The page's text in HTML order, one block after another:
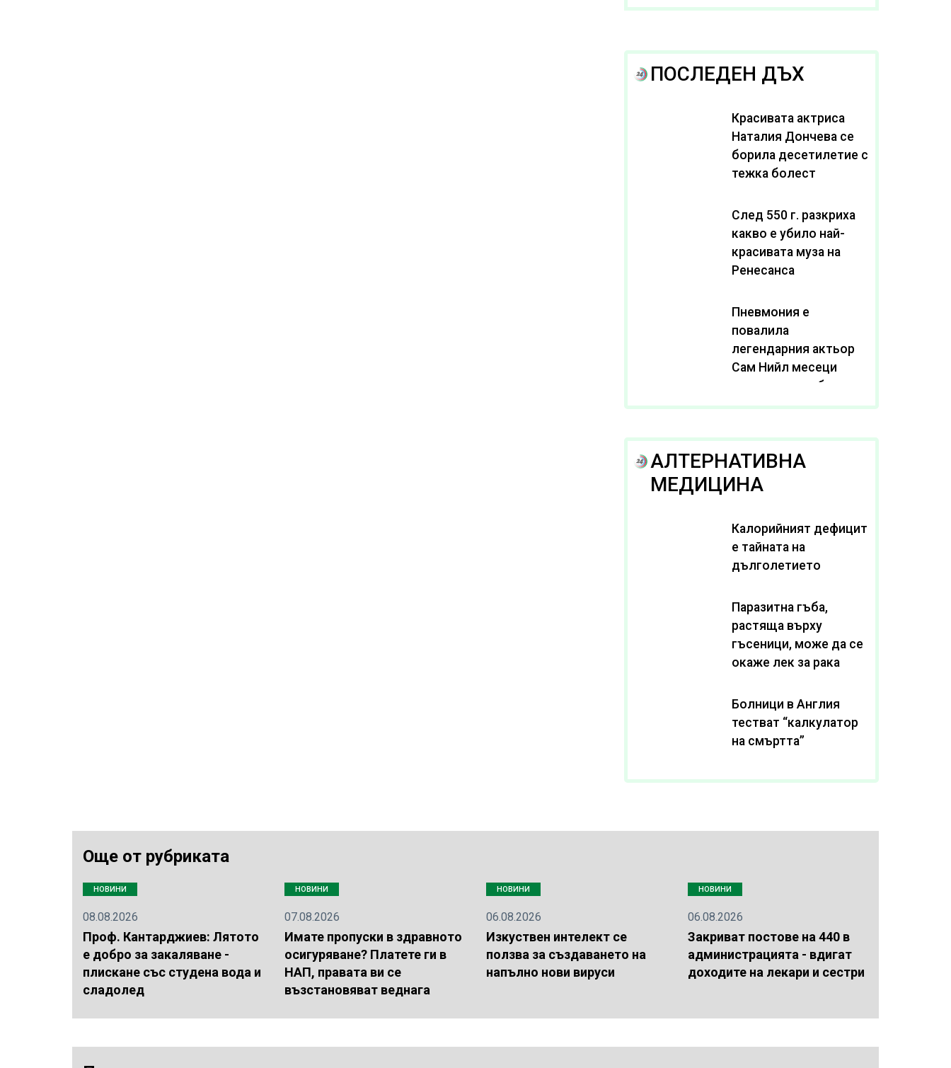
ПОСЛЕДЕН ДЪХ
Красивата актриса
Наталия Дончева се
борила десетилетие с
тежка болест
След 550 г. разкриха
какво е убило най-
красивата муза на
Ренесанса
Пневмония е
повалила
легендарния актьор
Сам Нийл месеци
след като пребори
рака
АЛТЕРНАТИВНА
МЕДИЦИНА
Калорийният дефицит
е тайната на
дълголетието
Паразитна гъба,
растяща върху
гъсеници, може да се
окаже лек за рака
Болници в Англия
тестват “калкулатор
на смъртта”
Още от рубриката
НОВИНИ
08.08.2026
Проф. Кантарджиев: Лятото
е добро за закаляване -
плискане със студена вода и
сладолед
НОВИНИ
07.08.2026
Имате пропуски в здравното
осигуряване? Платете ги в
НАП, правата ви се
възстановяват веднага
НОВИНИ
06.08.2026
Изкуствен интелект се
ползва за създаването на
напълно нови вируси
НОВИНИ
06.08.2026
Закриват постове на 440 в
администрацията - вдигат
доходите на лекари и сестри